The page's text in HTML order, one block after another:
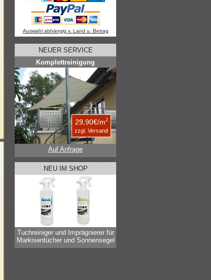
Auswahl abhängig v. Land u. Betrag
NEUER SERVICE
Komplettreinigung
29,90€/m2
zzgl. Versand
Auf Anfrage
NEU IM SHOP
Tuchreiniger und Imprägnierer für
Markisentücher und Sonnensegel